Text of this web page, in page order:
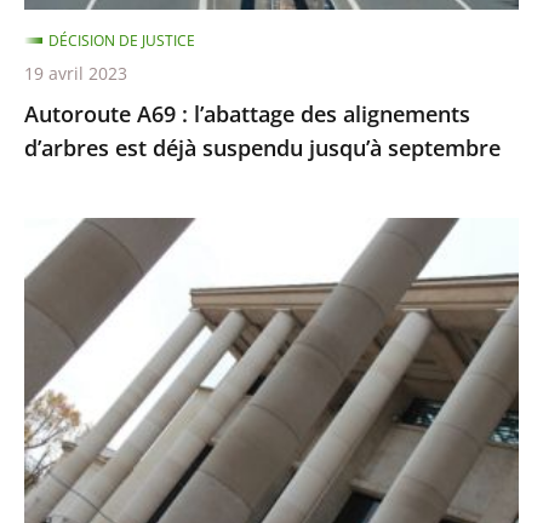
suspendu
jusqu’à
septembre
Autoroute A69 : l’abattage des alignements
d’arbres est déjà suspendu jusqu’à septembre
DÉCISION DE JUSTICE
19 avril 2023
tableau
Fuck
abstraction
!
»
de
Miriam